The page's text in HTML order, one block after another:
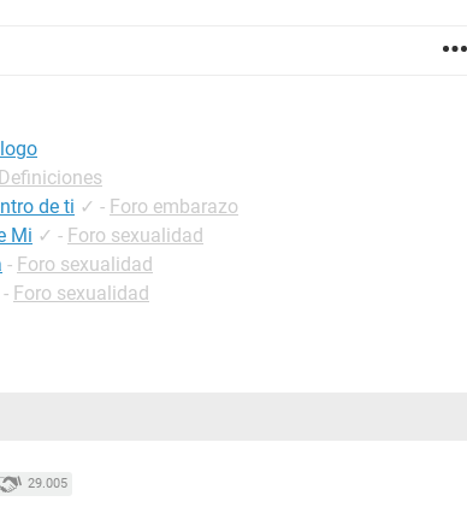
de ti ✓ - Foro embarazo
Mi ✓ - Foro sexualidad
- Foro sexualidad
- Foro sexualidad
29.005